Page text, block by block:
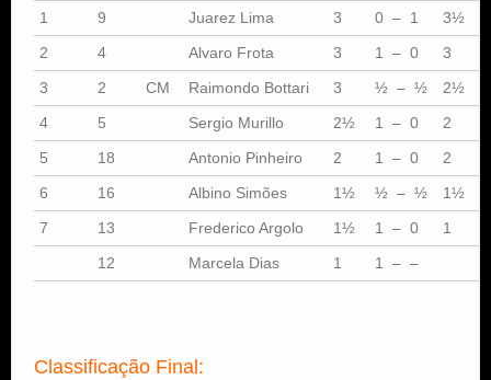
1
9 Juarez Lima 3 0 – 1 3½
2
4 Alvaro Frota 3 1 – 0 3
3
2 CM Raimondo Bottari 3 ½ – ½ 2½
4
5 Sergio Murillo 2½ 1 – 0 2
5
18 Antonio Pinheiro 2 1 – 0 2
6
16 Albino Simões 1½ ½ – ½ 1½
7
13 Frederico Argolo 1½ 1 – 0 1
12
Marcela Dias 1 1 – –
Classificação Final: